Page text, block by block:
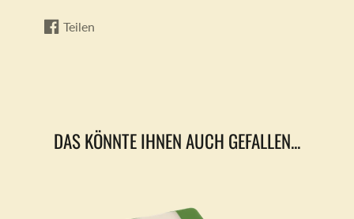
Teilen
Auf
Wird
DAS KÖNNTE IHNEN AUCH GEFALLEN...